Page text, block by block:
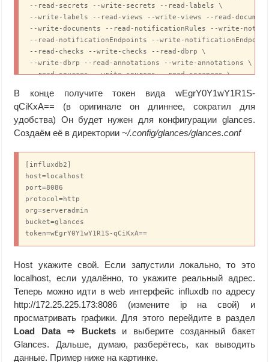
--read-secrets --write-secrets --read-labels \
--write-labels --read-views --write-views --read-
--write-documents --read-notificationRules --write-
--read-notificationEndpoints --write-
--read-checks --write-checks --read-dbrp \
--write-dbrp --read-annotations --write-annotations \
--read-sources --write-sources --read-scrapers \
--read-remotes --write-remotes --read-replications --
В конце получите токен вида wEgrY0Y1wY1R1S-
qCiKxA== (в оригинале он длиннее, сократил для
удобства) Он будет нужен для конфигурации glances.
Создаём её в директории ~/.config/glances/glances.conf
[influxdb2]
host=localhost
port=8086
protocol=http
org=serveradmin
bucket=glances
token=wEgrY0Y1wY1R1S-qCiKxA==
Host укажите свой. Если запустили локально, то это
localhost, если удалённо, то укажите реальный адрес.
Теперь можно идти в web интерфейс influxdb по адресу
http://172.25.225.173:8086 (измените ip на свой) и
просматривать графики. Для этого перейдите в раздел
Load Data ⇨ Bucketsи выберите созданный бакет
Glances. Дальше, думаю, разберётесь, как выводить
данные. Пример ниже на картинке.